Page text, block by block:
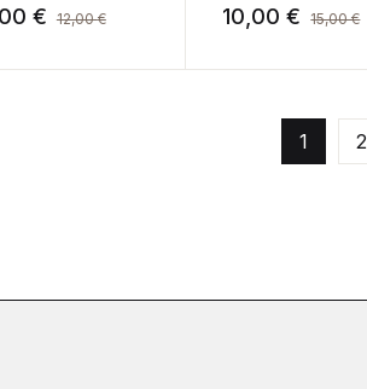
€ 12,00€ 10,00€ 15,00€
1 2